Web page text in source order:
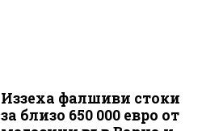
Иззеха фалшиви стоки
за близо 650 000 евро от